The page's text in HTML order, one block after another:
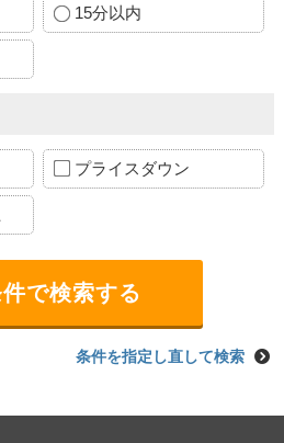
15分以内
プライスダウン
条件を指定し直して検索